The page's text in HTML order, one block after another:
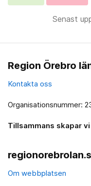
Senast
Region Örebro
Kontakta oss
Organisationsnummer:
Tillsammans skapar
Om webbplatsen